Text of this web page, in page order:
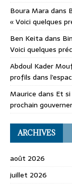
Boura Mara dans
« Voici quelques
Ben Keita dans
Voici quelques
Abdoul Kader
profils dans
Maurice dans Et
prochain
ARCHIVES
août 2026
juillet 2026